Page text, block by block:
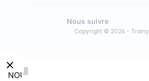
Copyright © 2026 - Trainy
Nous suivre
NOUVEAU